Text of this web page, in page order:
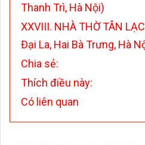
Thanh Trì, Hà Nội)
XXVIII. NHÀ THỜ TÂN
Đại La, Hai Bà Trưng, Hà
Chia sẻ:
Thích điều này:
Có liên quan